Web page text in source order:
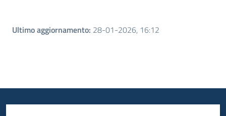
Ultimo aggiornamento: 28-01-2026, 16:12